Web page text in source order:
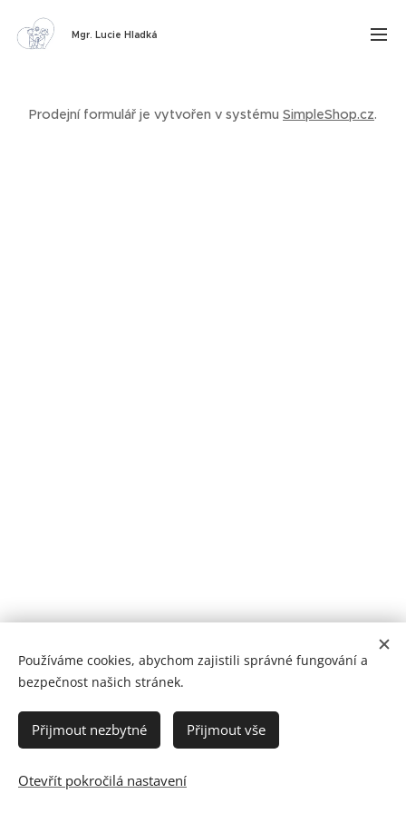
Mgr. Lucie Hladká
Prodejní formulář je vytvořen v systému SimpleShop.cz.
Ochrana osobních údajů
Vytvořeno službou
Používáme cookies, abychom zajistili správné fungování a
bezpečnost našich stránek.
Přijmout nezbytné Přijmout vše
Otevřít pokročilá nastavení